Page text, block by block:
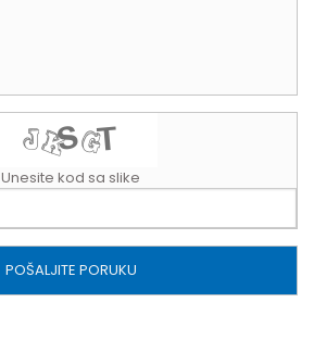
Unesite kod sa slike